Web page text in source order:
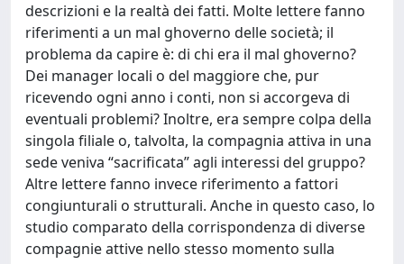
descrizioni e la realtà dei fatti. Molte lettere fanno
riferimenti a un mal ghoverno delle società; il
problema da capire è: di chi era il mal ghoverno?
Dei manager locali o del maggiore che, pur
ricevendo ogni anno i conti, non si accorgeva di
eventuali problemi? Inoltre, era sempre colpa della
singola filiale o, talvolta, la compagnia attiva in una
sede veniva “sacrificata” agli interessi del gruppo?
Altre lettere fanno invece riferimento a fattori
congiunturali o strutturali. Anche in questo caso, lo
studio comparato della corrispondenza di diverse
compagnie attive nello stesso momento sulla